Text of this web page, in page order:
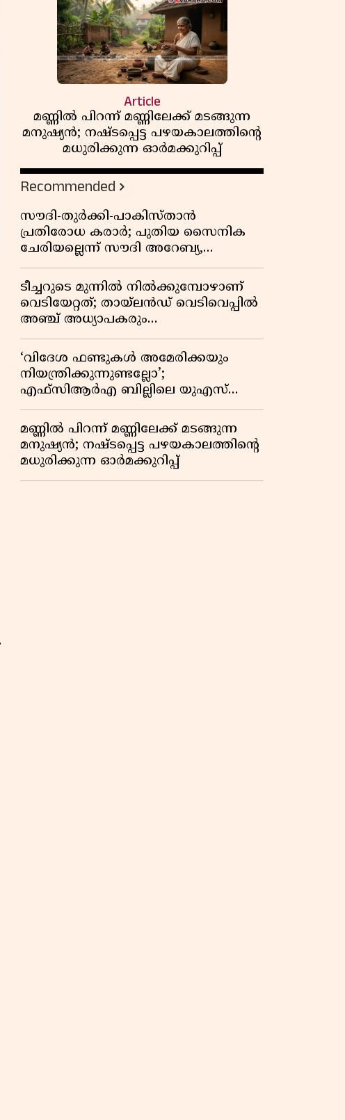
Article
മണ്ണിൽ പിറന്ന് മണ്ണിലേക്ക് മടങ്ങുന്ന
മനുഷ്യൻ; നഷ്ടപ്പെട്ട പഴയകാലത്തിൻ്റെ
മധുരിക്കുന്ന ഓർമക്കുറിപ്പ്
Recommended
സൗദി-തുർക്കി-പാകിസ്താൻ
പ്രതിരോധ കരാർ; പുതിയ സൈനിക
ചേരിയല്ലെന്ന് സൗദി അറേബ്യ,
വിമർശനവുമായി ഇറാൻ
ടീച്ചറുടെ മുന്നിൽ നിൽക്കുമ്പോഴാണ്
വെടിയേറ്റത്; തായ്‌ലൻഡ് വെടിവെപ്പിൽ
അഞ്ച് അധ്യാപകരും
മുത്തശ്ശീമുത്തശ്ശന്മാരും കൊല്ലപ്പെട്ടു,
മരണസംഖ്യ 7; ഞെട്ടിക്കുന്ന
വെളിപ്പെടുത്തലുകൾ
‘വിദേശ ഫണ്ടുകൾ അമേരിക്കയും
നിയന്ത്രിക്കുന്നുണ്ടല്ലോ’;
എഫ്സിആർഎ ബില്ലിലെ യുഎസ്
വിമർശനങ്ങൾക്ക് മറുപടിയുമായി ഇന്ത്യ
മണ്ണിൽ പിറന്ന് മണ്ണിലേക്ക് മടങ്ങുന്ന
മനുഷ്യൻ; നഷ്ടപ്പെട്ട പഴയകാലത്തിൻ്റെ
മധുരിക്കുന്ന ഓർമക്കുറിപ്പ്